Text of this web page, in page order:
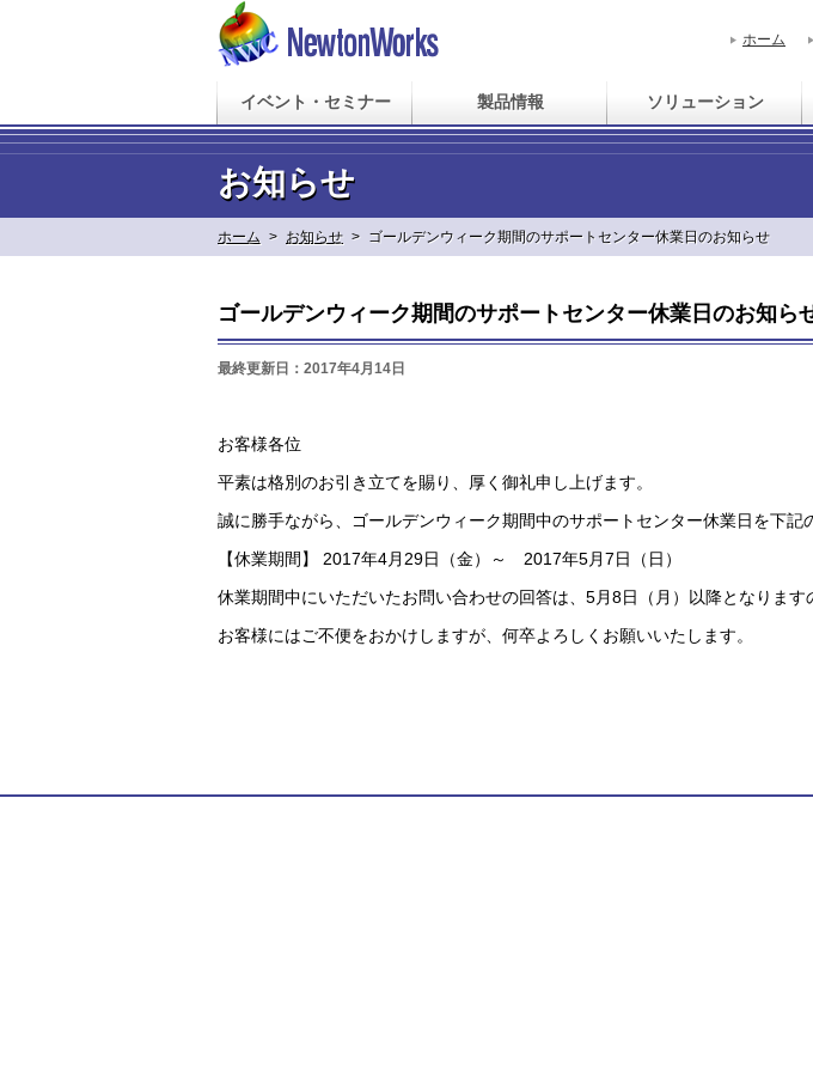
ホーム
イベント・セミナー 製品情報 ソリューション
お知らせ
ホーム > お知らせ > ゴールデンウィーク期間のサポートセンター休業日のお知らせ
ゴールデンウィーク期間のサポートセンター休業日のお知ら
最終更新日：2017年4月14日
お客様各位
平素は格別のお引き立てを賜り、厚く御礼申し上げます。
誠に勝手ながら、ゴールデンウィーク期間中のサポートセンター休業日を下記
【休業期間】 2017年4月29日（金）～ 2017年5月7日（日）
休業期間中にいただいたお問い合わせの回答は、5月8日（月）以降となります
お客様にはご不便をおかけしますが、何卒よろしくお願いいたします。